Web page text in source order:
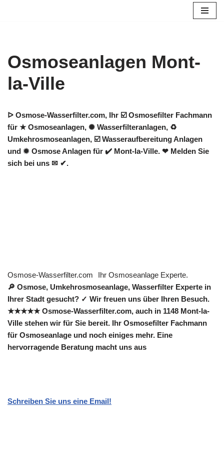
Osmoseanlagen Mont-
la-Ville
ᐅ Osmose-Wasserfilter.com, Ihr ☑️ Osmosefilter Fachmann
für ★ Osmoseanlagen, ✺ Wasserfilteranlagen, ♻
Umkehrosmoseanlagen, ☑️ Wasseraufbereitung Anlagen
und ✹ Osmose Anlagen für ✔️ Mont-la-Ville. ❤ Melden Sie
sich bei uns ✉ ✔.
Osmose-Wasserfilter.com
Ihr Osmoseanlage Experte.
🔎 Osmose, Umkehrosmoseanlage, Wasserfilter Experte in
Ihrer Stadt gesucht? ✓ Wir freuen uns über Ihren Besuch.
★★★★★ Osmose-Wasserfilter.com, auch in 1148 Mont-la-
Ville stehen wir für Sie bereit. Ihr Osmosefilter Fachmann
für Osmoseanlage und noch einiges mehr. Eine
hervorragende Beratung macht uns aus
Schreiben Sie uns eine Email!